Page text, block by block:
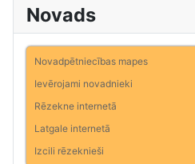
Novads
Novadpētniecības mapes
Ievērojami novadnieki
Rēzekne internetā
Latgale internetā
Izcili rēzeknieši